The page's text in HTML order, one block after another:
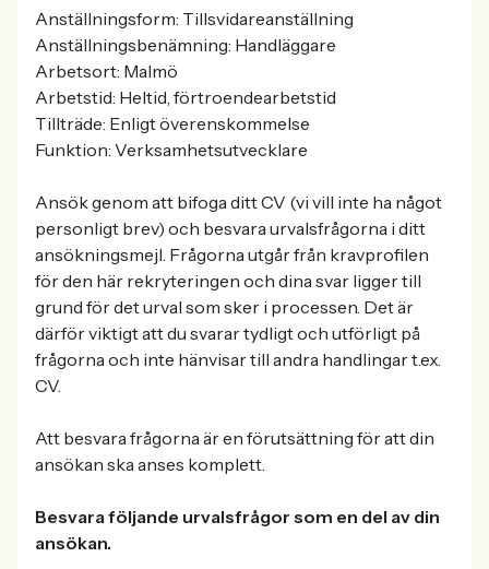
Anställningsform: Tillsvidareanställning
Anställningsbenämning: Handläggare
Arbetsort: Malmö
Arbetstid: Heltid, förtroendearbetstid
Tillträde: Enligt överenskommelse
Funktion: Verksamhetsutvecklare
Ansök genom att bifoga ditt CV (vi vill inte ha något
personligt brev) och besvara urvalsfrågorna i ditt
ansökningsmejl. Frågorna utgår från kravprofilen
för den här rekryteringen och dina svar ligger till
grund för det urval som sker i processen. Det är
därför viktigt att du svarar tydligt och utförligt på
frågorna och inte hänvisar till andra handlingar t.ex.
CV.
Att besvara frågorna är en förutsättning för att din
ansökan ska anses komplett.
Besvara följande urvalsfrågor som en del av din
ansökan.